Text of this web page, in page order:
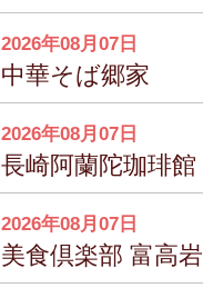
2026年08月07日
中華そば郷家
2026年08月07日
長崎阿蘭陀珈琲館
2026年08月07日
美食倶楽部 富高岩